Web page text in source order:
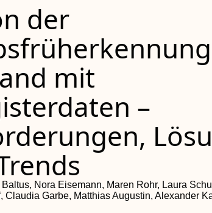
der
mit
–
Nora Eisemann, Maren Rohr, Laura
Claudia Garbe, Matthias Augustin, Alexander